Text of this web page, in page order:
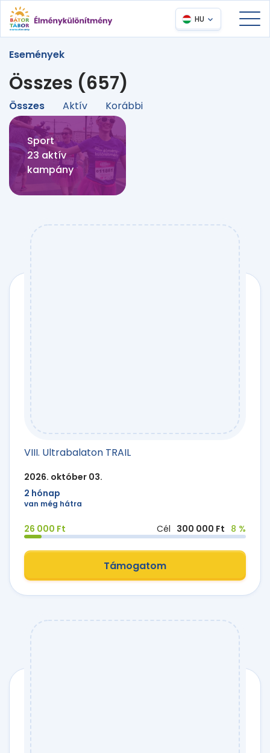
HU
Események
Összes (657)
Összes Aktív Korábbi
Sport
23 aktív
kampány
VIII. Ultrabalaton TRAIL
2026. október 03.
2 hónap
van még hátra
26 000 Ft Cél 300 000 Ft 8 %
Támogatom